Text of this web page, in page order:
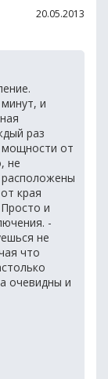
20.05.2013
и
раз
мощности от
не
края
и
-
не
что
очевидны и